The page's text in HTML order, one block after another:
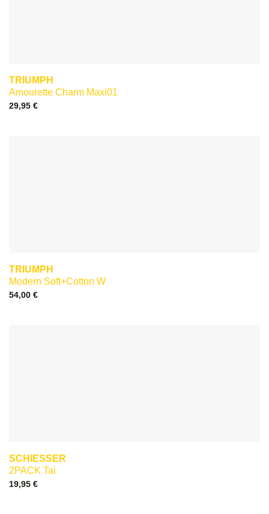
TRIUMPH
Amourette Charm Maxi01
29,95 €
TRIUMPH
Modern Soft+Cotton W
54,00 €
SCHIESSER
2PACK Tai
19,95 €